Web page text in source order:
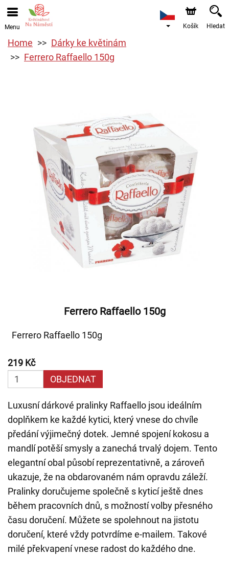
Menu Košík Hledat
Home
Dárky ke květinám
Ferrero Raffaello 150g
Ferrero Raffaello 150g
Ferrero Raffaello 150g
219 Kč
OBJEDNAT
Luxusní dárkové pralinky Raffaello jsou ideálním
doplňkem ke každé kytici, který vnese do chvíle
předání výjimečný dotek. Jemné spojení kokosu a
mandlí potěší smysly a zanechá trvalý dojem. Tento
elegantní obal působí reprezentativně, a zároveň
ukazuje, že na obdarovaném nám opravdu záleží.
Pralinky doručujeme společně s kyticí ještě dnes
během pracovních dnů, s možností volby přesného
času doručení. Můžete se spolehnout na jistotu
doručení, které vždy potvrdíme e-mailem. Takové
milé překvapení vnese radost do každého dne.